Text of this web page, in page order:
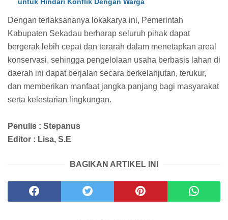
Dengan terlaksananya lokakarya ini, Pemerintah
Kabupaten Sekadau berharap seluruh pihak dapat
bergerak lebih cepat dan terarah dalam menetapkan areal
konservasi, sehingga pengelolaan usaha berbasis lahan di
daerah ini dapat berjalan secara berkelanjutan, terukur,
dan memberikan manfaat jangka panjang bagi masyarakat
serta kelestarian lingkungan.
Penulis : Stepanus
Editor : Lisa, S.E
BAGIKAN ARTIKEL INI